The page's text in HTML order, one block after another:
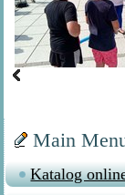
Main
Katalog